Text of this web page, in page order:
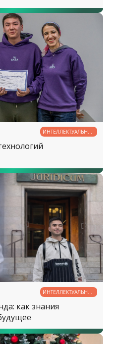
ИНТЕЛЛЕКТУАЛЬНЫЙ
ПОТЕНЦИАЛ
ИНТЕЛЛЕКТУАЛЬНЫЙ
ПОТЕНЦИАЛ
УЗБЕКИСТАНА
как знания